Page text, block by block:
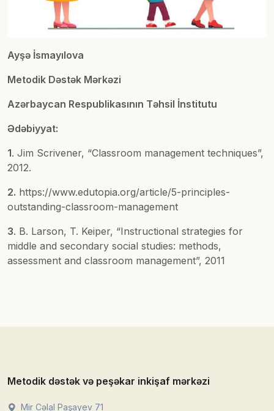
Ayşə İsmayılova
Metodik Dəstək Mərkəzi
Azərbaycan Respublikasının Təhsil İnstitutu
Ədəbiyyat:
1. Jim Scrivener, “Classroom management techniques”,
2012.
2. https://www.edutopia.org/article/5-principles-
outstanding-classroom-management
3. B. Larson, T. Keiper, “Instructional strategies for
middle and secondary social studies: methods,
assessment and classroom management”, 2011
Metodik dəstək və peşəkar inkişaf mərkəzi
Mir Cəlal Paşayev 71